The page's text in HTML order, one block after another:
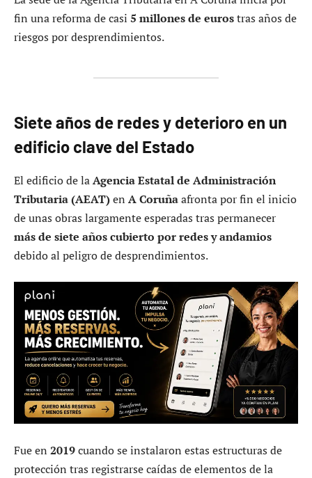
fin una reforma de casi 5 millones de eurostras años de
riesgos por desprendimientos.
Siete años de redes y deterioro en un
edificio clave del Estado
El edificio de laAgencia Estatal de Administración
Tributaria (AEAT)en A Coruñaafronta por fin el inicio
de unas obras largamente esperadas tras permanecer
más de siete años cubierto por redes y andamios
debido al peligro de desprendimientos.
Fue en 2019cuando se instalaron estas estructuras de
protección tras registrarse caídas de elementos de la